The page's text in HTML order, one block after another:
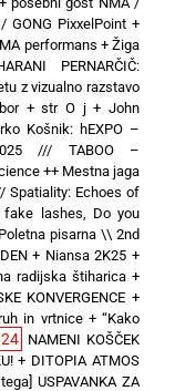
/ GONG PixxelPoint +
performans +Žiga
PERNARČIČ:
z vizualno razstavo
+str O j+John
Košnik: hEXPO –
/// TABOO –
++ Mestna jaga
Spatiality: Echoes of
fake lashes, Do you
pisarna \\ 2nd
+ Niansa 2K25 +
radijska štiharica +
KONVERGENCE +
in vrtnice+ “Kako
NAMENI KOŠČEK
+ DITOPIA ATMOS
USPAVANKA ZA